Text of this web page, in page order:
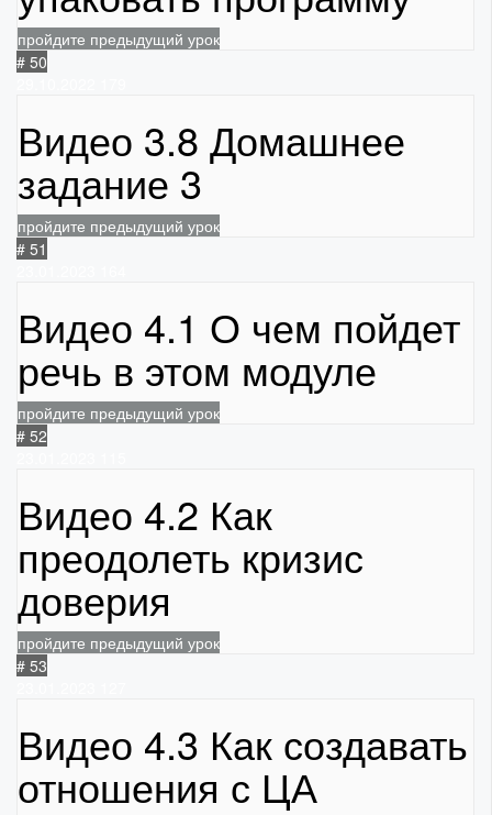
пройдите предыдущий урок
# 50
Видео 3.8 Домашнее
задание 3
пройдите предыдущий урок
# 51
Видео 4.1 О чем пойдет
речь в этом модуле
пройдите предыдущий урок
# 52
Видео 4.2 Как
преодолеть кризис
доверия
пройдите предыдущий урок
# 53
Видео 4.3 Как создавать
отношения с ЦА